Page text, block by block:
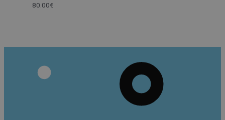
80.00€